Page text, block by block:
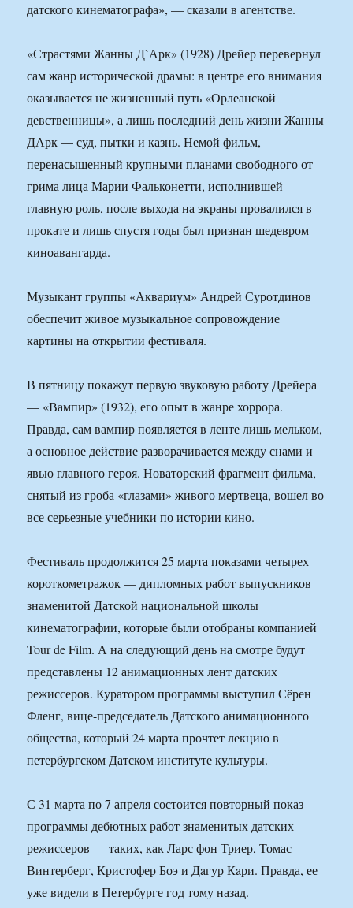
датского кинематографа», — сказали в агентстве.
«Страстями Жанны Д`Арк» (1928) Дрейер перевернул
сам жанр исторической драмы: в центре его внимания
оказывается не жизненный путь «Орлеанской
девственницы», а лишь последний день жизни Жанны
ДАрк — суд, пытки и казнь. Немой фильм,
перенасыщенный крупными планами свободного от
грима лица Марии Фальконетти, исполнившей
главную роль, после выхода на экраны провалился в
прокате и лишь спустя годы был признан шедевром
киноавангарда.
Музыкант группы «Аквариум» Андрей Суротдинов
обеспечит живое музыкальное сопровождение
картины на открытии фестиваля.
В пятницу покажут первую звуковую работу Дрейера
— «Вампир» (1932), его опыт в жанре хоррора.
Правда, сам вампир появляется в ленте лишь мельком,
а основное действие разворачивается между снами и
явью главного героя. Новаторский фрагмент фильма,
снятый из гроба «глазами» живого мертвеца, вошел во
все серьезные учебники по истории кино.
Фестиваль продолжится 25 марта показами четырех
короткометражок — дипломных работ выпускников
знаменитой Датской национальной школы
кинематографии, которые были отобраны компанией
Tour de Film. А на следующий день на смотре будут
представлены 12 анимационных лент датских
режиссеров. Куратором программы выступил Сёрен
Фленг, вице-председатель Датского анимационного
общества, который 24 марта прочтет лекцию в
петербургском Датском институте культуры.
С 31 марта по 7 апреля состоится повторный показ
программы дебютных работ знаменитых датских
режиссеров — таких, как Ларс фон Триер, Томас
Винтерберг, Кристофер Боэ и Дaгур Кaри. Правда, ее
уже видели в Петербурге год тому назад.